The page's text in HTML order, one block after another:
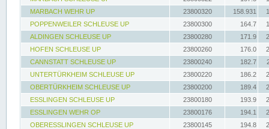
MARBACH WEHR UP
23800320 158.931
POPPENWEILER SCHLEUSE UP
23800300 164.7
ALDINGEN SCHLEUSE UP
23800280 171.9
HOFEN SCHLEUSE UP
23800260 176.0
CANNSTATT SCHLEUSE UP
23800240 182.7
UNTERTÜRKHEIM SCHLEUSE UP
23800220 186.2
OBERTÜRKHEIM SCHLEUSE UP
23800200 189.4
ESSLINGEN SCHLEUSE UP
23800180 193.9
ESSLINGEN WEHR OP
23800176 194.1
OBERESSLINGEN SCHLEUSE UP
23800145 194.8